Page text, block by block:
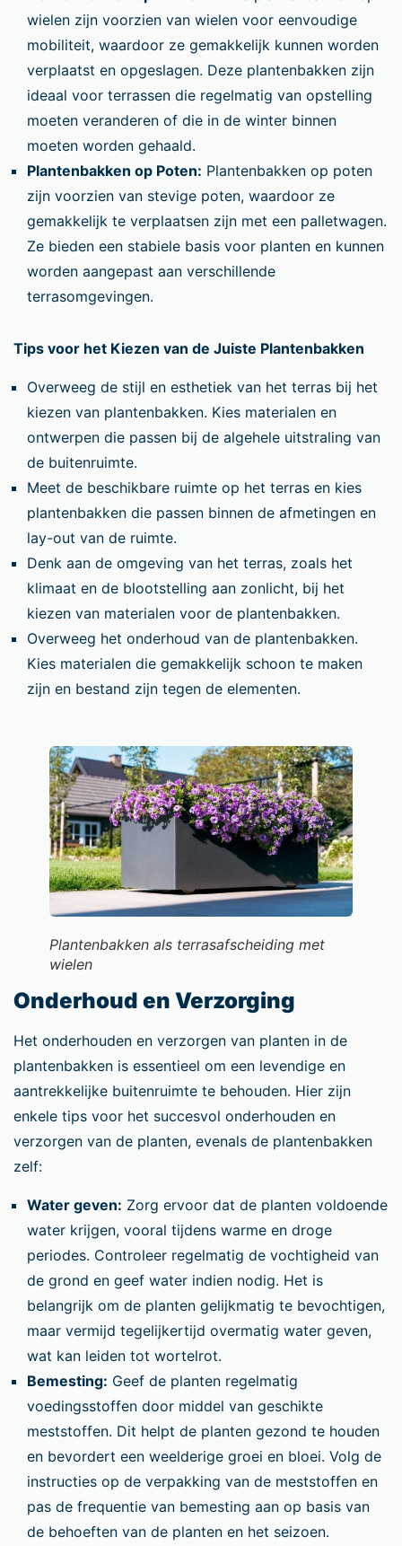
wielen zijn voorzien van wielen voor eenvoudige
mobiliteit, waardoor ze gemakkelijk kunnen worden
verplaatst en opgeslagen. Deze plantenbakken zijn
ideaal voor terrassen die regelmatig van opstelling
moeten veranderen of die in de winter binnen
moeten worden gehaald.
Plantenbakken op Poten: Plantenbakken op poten
zijn voorzien van stevige poten, waardoor ze
gemakkelijk te verplaatsen zijn met een palletwagen.
Ze bieden een stabiele basis voor planten en kunnen
worden aangepast aan verschillende
terrasomgevingen.
Tips voor het Kiezen van de Juiste Plantenbakken
Overweeg de stijl en esthetiek van het terras bij het
kiezen van plantenbakken. Kies materialen en
ontwerpen die passen bij de algehele uitstraling van
de buitenruimte.
Meet de beschikbare ruimte op het terras en kies
plantenbakken die passen binnen de afmetingen en
lay-out van de ruimte.
Denk aan de omgeving van het terras, zoals het
klimaat en de blootstelling aan zonlicht, bij het
kiezen van materialen voor de plantenbakken.
Overweeg het onderhoud van de plantenbakken.
Kies materialen die gemakkelijk schoon te maken
zijn en bestand zijn tegen de elementen.
Plantenbakken als terrasafscheiding met
wielen
Onderhoud en Verzorging
Het onderhouden en verzorgen van planten in de
plantenbakken is essentieel om een levendige en
aantrekkelijke buitenruimte te behouden. Hier zijn
enkele tips voor het succesvol onderhouden en
verzorgen van de planten, evenals de plantenbakken
zelf:
Water geven: Zorg ervoor dat de planten voldoende
water krijgen, vooral tijdens warme en droge
periodes. Controleer regelmatig de vochtigheid van
de grond en geef water indien nodig. Het is
belangrijk om de planten gelijkmatig te bevochtigen,
maar vermijd tegelijkertijd overmatig water geven,
wat kan leiden tot wortelrot.
Bemesting: Geef de planten regelmatig
voedingsstoffen door middel van geschikte
meststoffen. Dit helpt de planten gezond te houden
en bevordert een weelderige groei en bloei. Volg de
instructies op de verpakking van de meststoffen en
pas de frequentie van bemesting aan op basis van
de behoeften van de planten en het seizoen.